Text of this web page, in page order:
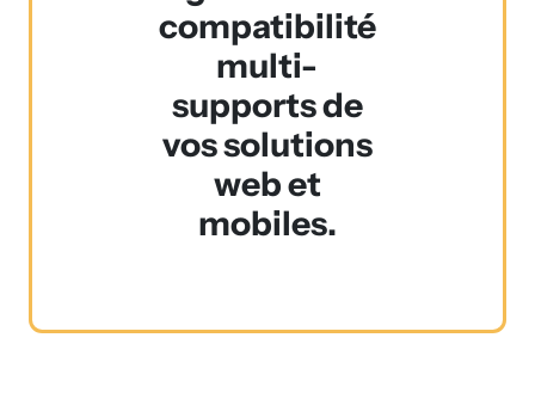
compatibilité
multi-
supports de
vos solutions
web et
mobiles.